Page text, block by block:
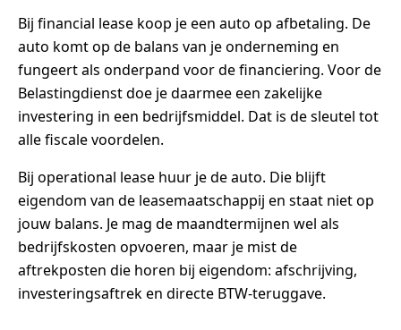
Bij financial lease koop je een auto op afbetaling. De
auto komt op de balans van je onderneming en
fungeert als onderpand voor de financiering. Voor de
Belastingdienst doe je daarmee een zakelijke
investering in een bedrijfsmiddel. Dat is de sleutel tot
alle fiscale voordelen.
Bij operational lease huur je de auto. Die blijft
eigendom van de leasemaatschappij en staat niet op
jouw balans. Je mag de maandtermijnen wel als
bedrijfskosten opvoeren, maar je mist de
aftrekposten die horen bij eigendom: afschrijving,
investeringsaftrek en directe BTW-teruggave.